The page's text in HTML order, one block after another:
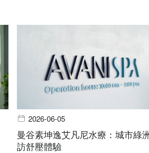
2026-06-05
曼谷素坤逸艾凡尼水療：城市綠
訪舒壓體驗